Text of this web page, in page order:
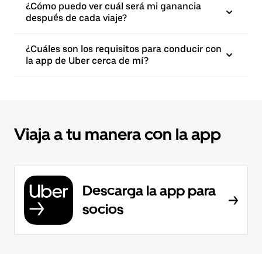
¿Cómo puedo ver cuál será mi ganancia
después de cada viaje?
¿Cuáles son los requisitos para conducir con
la app de Uber cerca de mí?
Viaja a tu manera con la app
Descarga la app para
socios